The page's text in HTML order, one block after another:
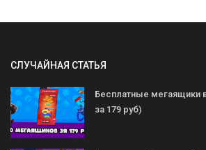
СЛУЧАЙНАЯ СТАТЬЯ
Бесплатные мегаящики
за 179 руб)